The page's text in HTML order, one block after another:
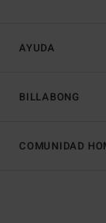
AYUDA
BILLABONG
COMUNIDAD